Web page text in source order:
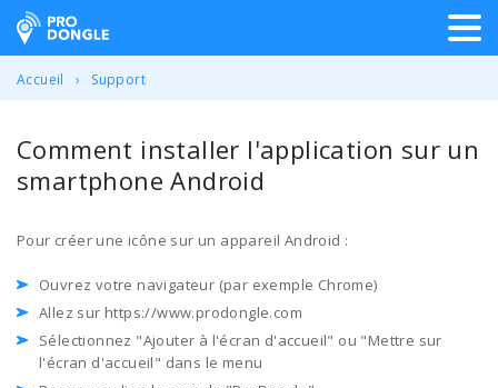
ProDongle Géolocalisation
Accueil Support
Comment installer l'application sur un
smartphone Android
Pour créer une icône sur un appareil Android :
Ouvrez votre navigateur (par exemple Chrome)
Allez sur https://www.prodongle.com
Sélectionnez "Ajouter à l'écran d'accueil" ou "Mettre sur
l'écran d'accueil" dans le menu